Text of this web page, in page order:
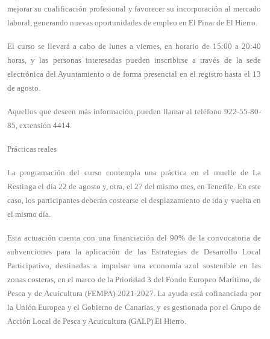
mejorar su cualificación profesional y favorecer su incorporación al mercado
laboral, generando nuevas oportunidades de empleo en El Pinar de El Hierro.
El curso se llevará a cabo de lunes a viernes, en horario de 15:00 a 20:40
horas, y las personas interesadas pueden inscribirse a través de la sede
electrónica del Ayuntamiento o de forma presencial en el registro hasta el 13
de agosto.
Aquellos que deseen más información, pueden llamar al teléfono 922-55-80-
85, extensión 4414.
Prácticas reales
La programación del curso contempla una práctica en el muelle de La
Restinga el día 22 de agosto y, otra, el 27 del mismo mes, en Tenerife. En este
caso, los participantes deberán costearse el desplazamiento de ida y vuelta en
el mismo día.
Esta actuación cuenta con una financiación del 90% de la convocatoria de
subvenciones para la aplicación de las Estrategias de Desarrollo Local
Participativo, destinadas a impulsar una economía azul sostenible en las
zonas costeras, en el marco de la Prioridad 3 del Fondo Europeo Marítimo, de
Pesca y de Acuicultura (FEMPA) 2021-2027. La ayuda está cofinanciada por
la Unión Europea y el Gobierno de Canarias, y es gestionada por el Grupo de
Acción Local de Pesca y Acuicultura (GALP) El Hierro.